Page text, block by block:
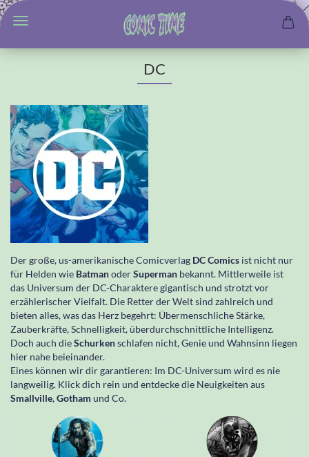
DC
Der große, us-amerikanische Comicverlag DC Comics ist nicht nur
für Helden wie BatmanoderSuperman bekannt. Mittlerweile ist
das Universum der DC-Charaktere gigantisch und strotzt vor
erzählerischer Vielfalt. Die Retter der Welt sind zahlreich und
bieten alles, was das Herz begehrt: Übermenschliche Stärke,
Zauberkräfte, Schnelligkeit, überdurchschnittliche Intelligenz.
Doch auch dieSchurkenschlafen nicht, Genie und Wahnsinn liegen
hier nahe beieinander.
Eines können wir dir garantieren: Im DC-Universum wird es nie
langweilig. Klick dich rein und entdecke die Neuigkeiten aus
Smallville,Gotham und Co.